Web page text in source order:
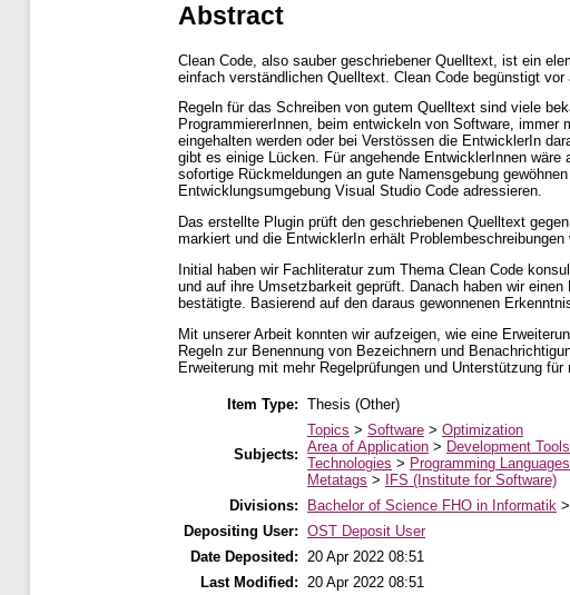
Abstract
Clean Code, also sauber geschriebener Quelltext, ist ein
einfach verständlichen Quelltext. Clean Code begünstigt
Regeln für das Schreiben von gutem Quelltext sind viele
ProgrammiererInnen, beim entwickeln von Software,
eingehalten werden oder bei Verstössen die EntwicklerIn
gibt es einige Lücken. Für angehende EntwicklerInnen
sofortige Rückmeldungen an gute Namensgebung
Entwicklungsumgebung Visual Studio Code adressieren.
Das erstellte Plugin prüft den geschriebenen Quelltext
markiert und die EntwicklerIn erhält
Initial haben wir Fachliteratur zum Thema Clean Code
und auf ihre Umsetzbarkeit geprüft. Danach haben wir
bestätigte. Basierend auf den daraus gewonnenen
Mit unserer Arbeit konnten wir aufzeigen, wie eine
Regeln zur Benennung von Bezeichnern und
Erweiterung mit mehr Regelprüfungen und Unterstützung
Item Type: Thesis (Other)
Subjects:
Topics > Software > Optimization
Area of Application > Development Tools
Technologies > Programming Languages
Metatags > IFS (Institute for Software)
Divisions:
Bachelor of Science FHO in Informatik >
Depositing User: OST Deposit User
Date Deposited:
20 Apr 2022 08:51
Last Modified:
20 Apr 2022 08:51